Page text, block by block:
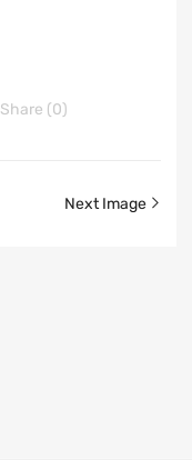
Share (0)
Next Image